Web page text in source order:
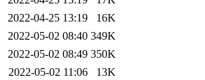
2022-04-25 13:19
16K
2022-05-02 08:40 349K
2022-05-02 08:49 350K
2022-05-02 11:06
13K